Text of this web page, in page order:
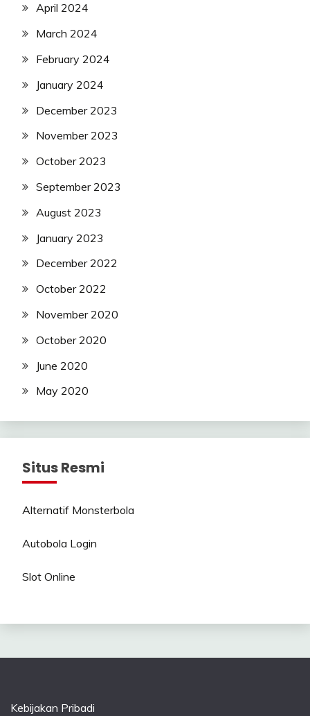
April 2024
March 2024
February 2024
January 2024
December 2023
November 2023
October 2023
September 2023
August 2023
January 2023
December 2022
October 2022
November 2020
October 2020
June 2020
May 2020
Situs Resmi
Alternatif Monsterbola
Autobola Login
Slot Online
Kebijakan Pribadi